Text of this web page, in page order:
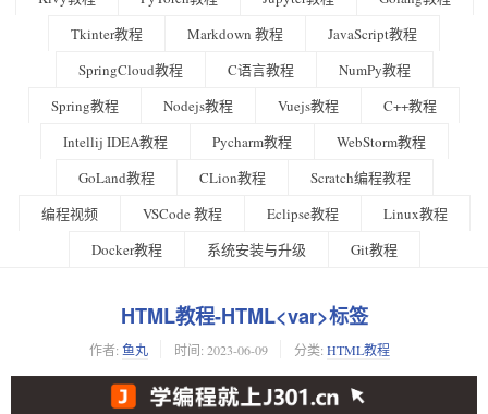
Tkinter教程
Markdown 教程
JavaScript教程
SpringCloud教程
C语言教程
NumPy教程
Spring教程
Nodejs教程 Vuejs教程
C++教程
Intellij IDEA教程
Pycharm教程
WebStorm教程
GoLand教程
CLion教程
Scratch编程教程
编程视频
VSCode 教程 Eclipse教程
Linux教程
Docker教程
系统安装与升级 Git教程
HTML教程-HTML<var>标签
作者: 鱼丸 时间: 2023-06-09 分类: HTML教程